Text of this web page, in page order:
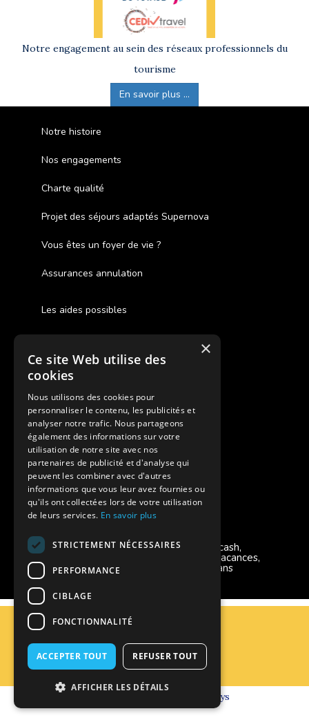
Notre engagement au sein des réseaux professionnels du
tourisme
En savoir plus ...
Notre histoire
Nos engagements
Charte qualité
Projet des séjours adaptés Supernova
Vous êtes un foyer de vie ?
Assurances annulation
Les aides possibles
Cash Back
Pour les fratries
Facebook Supernova
Instagram Supernova
Colonie de vacances SUPERNOVA
Modes de règlement acceptés
Chèque, Virement, Espèces, Mandats cash,
Bons CAF, Conseil général, Chèques vacances,
Carte bancaire, Prise en charge reçu sans
règlement, Prélèvement
Plan du site
Espace Professionnels
Réalisation
Vackélys
×
Ce site Web utilise des
cookies
Nous utilisons des cookies pour
personnaliser le contenu, les publicités et
analyser notre trafic. Nous partageons
également des informations sur votre
utilisation de notre site avec nos
partenaires de publicité et d'analyse qui
peuvent les combiner avec d'autres
informations que vous leur avez fournies ou
qu'ils ont collectées lors de votre utilisation
de leurs services. En savoir plus
STRICTEMENT NÉCESSAIRES
PERFORMANCE
CIBLAGE
FONCTIONNALITÉ
ACCEPTER TOUT REFUSER TOUT
AFFICHER LES DÉTAILS